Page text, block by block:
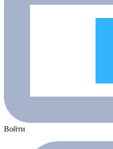
Войти